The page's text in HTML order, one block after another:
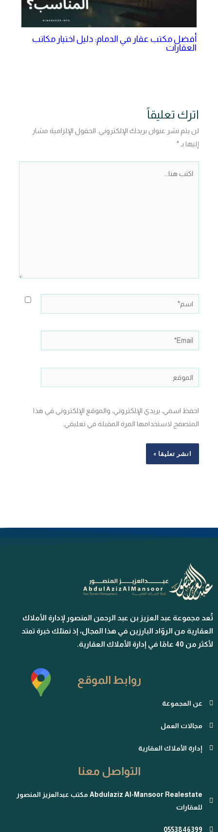
أفضل مكتب عقار في الدمام: دليل اختيار مكاتب
العقارات
اترك تعليقاً
لن يتم نشر عنوان بريدك الإلكتروني. الحقول الإلزامية مشار
إليها بـ*
اسم*
Email*
الموقع
احفظ اسمي، بريدي الإلكتروني، والموقع الإلكتروني في هذا
المتصفح لاستخدامها المرة المقبلة في تعليقي.
تُعد مجموعة عبد العزيز بن عبد الرحمن المنصور لإدارة الأملاك
العقارية من الروّاد البارزين في هذا المجال، إذ نمتلك خبرة تمتد
لأكثر من 40 عامًا في إدارة الأملاك العقارية.
روابط الموقع
عن المجموعة
مجالات العمل
إدارة الأملاك العقارية
التواصل معنا
Abdulaziz Al-Mansoor Realestate مكتب عبدالعزيز المنصور
للعقارات
0553846399